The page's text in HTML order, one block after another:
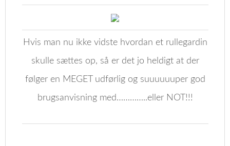
Hvis man nu ikke vidste hvordan et rullegardin
skulle sættes op, så er det jo heldigt at der
følger en MEGET udførlig og suuuuuuper god
brugsanvisning med…………..eller NOT!!!